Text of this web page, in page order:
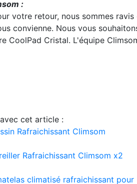
:
votre retour, nous sommes
convienne. Nous vous
CoolPad Cristal. L'équipe
cet article :
Rafraichissant Climsom
Rafraichissant Climsom x2
climatisé rafraichissant pour